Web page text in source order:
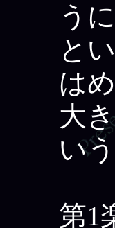
う
と
は
大
い
第1